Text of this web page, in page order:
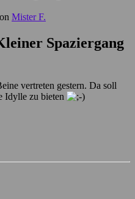
Mister F.
Spaziergang
vertreten gestern. Da soll
Idylle zu bieten